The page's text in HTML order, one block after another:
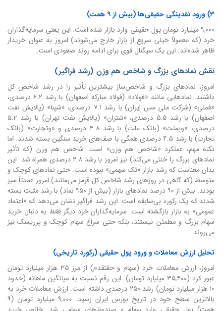
۳) ورود نقدینگی حقیقی‌ها (بیش از ۹ همت)
۹,۰۰۰ میلیارد تومان پول حقیقی وارد بازار شده است. این یعنی سرمایه‌گذاران
خرد (که معمولاً خیلی سریع از بازار خارج می‌شوند) امروز به عنوان خریدار
ظاهر شده‌اند. این یک سیگنال قوی برای ادامه روند صعودی است.
نقش نمادهای بزرگ و شاخص هم وزن (رشد فراگیر)
امروز، نمادهای بزرگ و شاخص‌ساز بیشترین تأثیر را در رشد شاخص کل
داشتند. نمادهایی مانند «فولاد» (فولاد مبارکه اصفهان) با رشد ۶.۲ درصدی،
«فملی» (شرکت ملی مس ایران) با رشد ۷.۱ درصدی، «شپنا» (پالایش نفت
اصفهان) با رشد ۵.۵ درصدی، «شتران» (پالایش نفت تهران) با رشد ۵.۲
درصدی، «وبملت» (بانک ملت) با رشد ۴.۸ درصدی و «وتجارت» (بانک
تجارت) با رشد ۴.۵ درصدی همگی با صف‌های خرید سنگین بسته شدند. اما
نکته مهم، عملکرد «شاخص هم وزن» است. شاخص هم وزن (که تأثیر
نمادهای بزرگ را خنثی می‌کند) نیز امروز با رشد ۲.۸ درصدی همراه شد. این
بدان معناست که رشد بازار «تک سهمی» نبوده است. حتی نمادهای کوچک و
متوسط (که گاهی در روزهای رشد شاخص کل قرمز می‌مانند) امروز عمدتاً سبز
بودند. بیش از ۹۰ درصد نمادهای بازار (بیش از ۹۵۰ نماد) با رشد مثبت بسته
شدند که یک رکورد بی‌سابقه است. این رشد فراگیر نشان می‌دهد که «اعتماد
عمومی» به بازار بازگشته است. سرمایه‌گذاران خرد دیگر فقط به دنبال خرید
سهام بزرگ و مطمئن نیستند، بلکه حتی سراغ سهام کوچک و پرریسک نیز
می‌روند.
تحلیل ارزش معاملات و ورود پول حقیقی (رکورد تاریخی)
امروز، ارزش معاملات خرد (سهام و حقتقدم) از مرز ۳۵ هزار میلیارد تومان
عبور کرد (۳۵,۴۰۰ میلیارد تومان). این رقم نسبت به میانگین ماهانه (حدود
۱۰ هزار میلیارد تومان) رشد ۲۵۰ درصدی داشته است. ارزش معاملات خرد به
بالاترین سطح خود در تاریخ بورس ایران رسید. ۹,۰۰۰ میلیارد تومان (۹